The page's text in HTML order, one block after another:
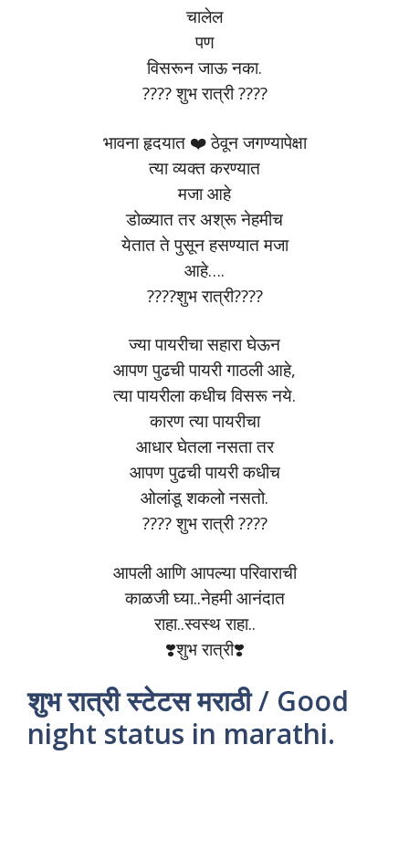
चालेल
पण
विसरून जाऊ नका.
???? शुभ रात्री ????
भावना हृदयात ❤️ ठेवून जगण्यापेक्षा
त्या व्यक्त करण्यात
मजा आहे
डोळ्यात तर अश्रू नेहमीच
येतात ते पुसून हसण्यात मजा
आहे….
????शुभ रात्री????
ज्या पायरीचा सहारा घेऊन
आपण पुढची पायरी गाठली आहे,
त्या पायरीला कधीच विसरू नये.
कारण त्या पायरीचा
आधार घेतला नसता तर
आपण पुढची पायरी कधीच
ओलांडू शकलो नसतो.
???? शुभ रात्री ????
आपली आणि आपल्या परिवाराची
काळजी घ्या..नेहमी आनंदात
राहा..स्वस्थ राहा..
❣️शुभ रात्री❣️
शुभ रात्री स्टेटस मराठी / Good
night status in marathi.